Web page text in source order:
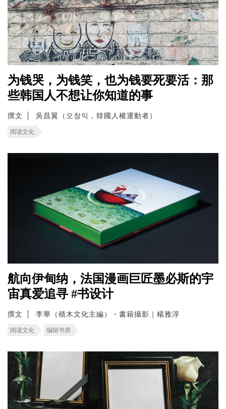
为钱哭，为钱笑，也为钱要死要活：那
些韩国人不想让你知道的事
撰文 吳昌翼（오창익，韓國人權運動者）
阅读文化
航向伊甸纳，法国漫画巨匠墨必斯的宇
宙真爱追寻 #书设计
撰文 李華（積木文化主編）・書籍攝影｜楊雅淳
阅读文化 编辑书房